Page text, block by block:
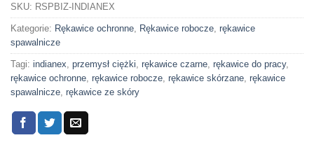
SKU: RSPBIZ-INDIANEX
Kategorie: Rękawice ochronne Rękawice robocze rękawice
spawalnicze
Tagi: indianex przemysł ciężki rękawice czarne rękawice do pracy,
rękawice ochronne rękawice robocze rękawice skórzane rękawice
spawalnicze rękawice ze skóry